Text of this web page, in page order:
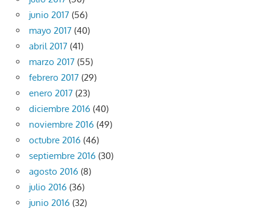
junio 2017 (56)
mayo 2017 (40)
abril 2017 (41)
marzo 2017 (55)
febrero 2017 (29)
enero 2017 (23)
diciembre 2016 (40)
noviembre 2016 (49)
octubre 2016 (46)
septiembre 2016 (30)
agosto 2016 (8)
julio 2016 (36)
junio 2016 (32)